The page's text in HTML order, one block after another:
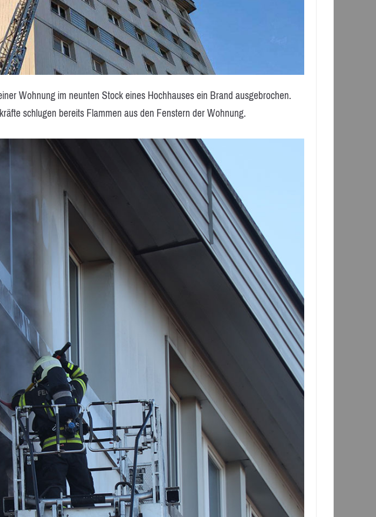
Wohnung im neunten Stock eines Hochhauses ein Brand ausgebrochen.
schlugen bereits Flammen aus den Fenstern der Wohnung.